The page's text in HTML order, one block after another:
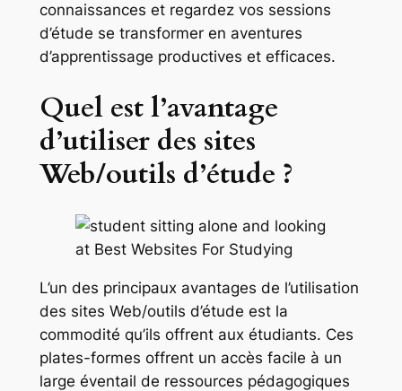
connaissances et regardez vos sessions
d’étude se transformer en aventures
d’apprentissage productives et efficaces.
Quel est l’avantage
d’utiliser des sites
Web/outils d’étude ?
L’un des principaux avantages de l’utilisation
des sites Web/outils d’étude est la
commodité qu’ils offrent aux étudiants. Ces
plates-formes offrent un accès facile à un
large éventail de ressources pédagogiques